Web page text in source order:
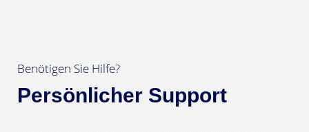
Benötigen Sie Hilfe?
Persönlicher Support